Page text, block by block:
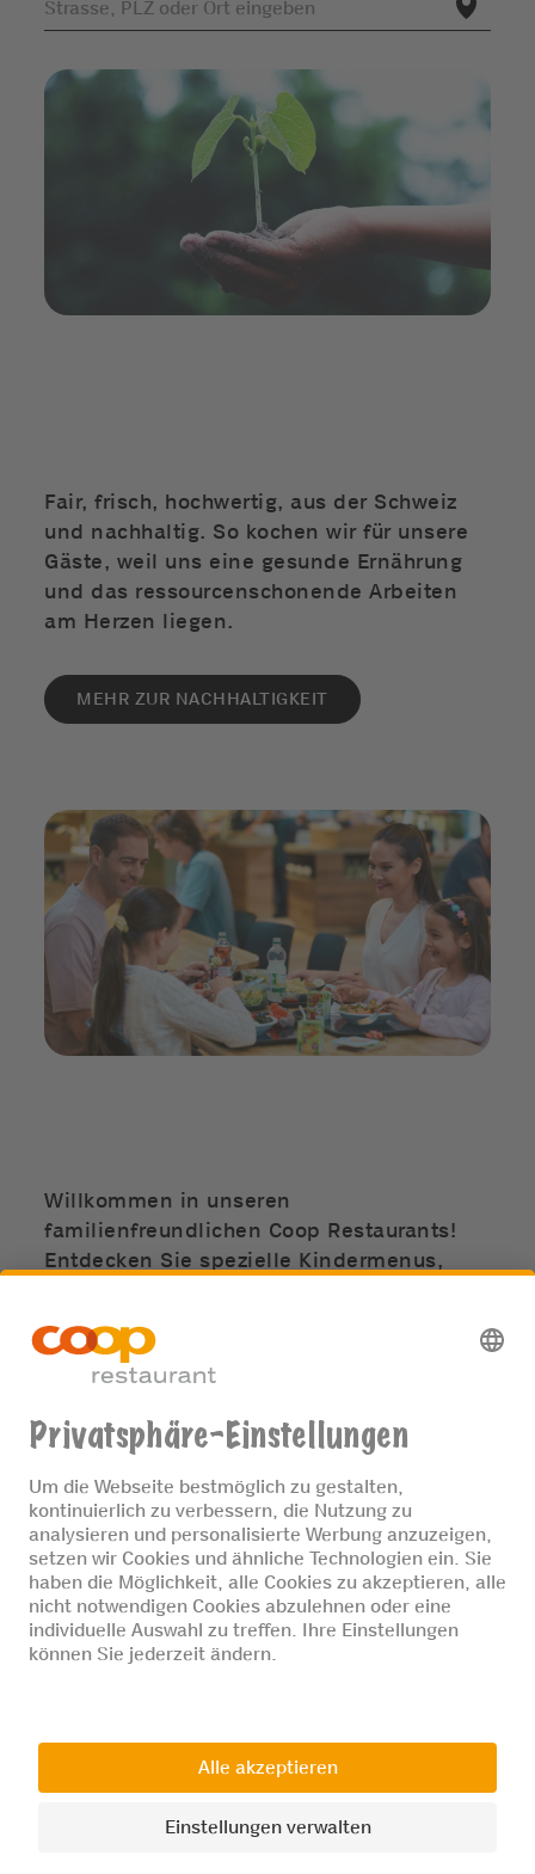
Fair, frisch, hochwertig, aus der Schweiz
und nachhaltig. So kochen wir für unsere
Gäste, weil uns eine gesunde Ernährung
und das ressourcenschonende Arbeiten
am Herzen liegen.
MEHR ZUR NACHHALTIGKEIT
Willkommen in unseren
familienfreundlichen Coop Restaurants!
Entdecken Sie spezielle Kindermenus,
Kindergeburtstage. Lassen Sie Ihre Kinder
am little Fooby Kinder-Kochspass
Kinderspielecken austoben.
MEHR ANGEBOTE FÜR FAMILIEN
Datenschutz
Impressum